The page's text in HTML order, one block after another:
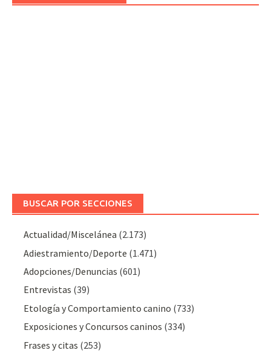
BUSCAR POR SECCIONES
Actualidad/Miscelánea (2.173)
Adiestramiento/Deporte (1.471)
Adopciones/Denuncias (601)
Entrevistas (39)
Etología y Comportamiento canino (733)
Exposiciones y Concursos caninos (334)
Frases y citas (253)